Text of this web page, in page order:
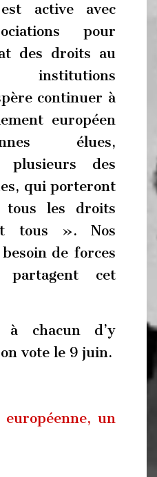
active avec
pour
des droits au
institutions
continuer à
européen
élues,
plusieurs des
qui porteront
les droits
tous ». Nos
de forces
cet
chacun d’y
vote le 9 juin.
européenne, un